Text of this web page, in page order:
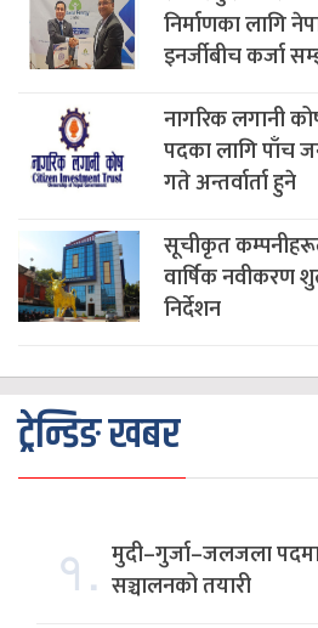
निर्माणका लागि
इनर्जीबीच कर्जा
नागरिक लगानी
पदका लागि पाँच
गते अन्तर्वार्ता हुने
सूचीकृत
वार्षिक नवीकरण
निर्देशन
ट्रेन्डिङ खबर
१. मुदी–गुर्जा–जलजला
सञ्चालनको तयारी